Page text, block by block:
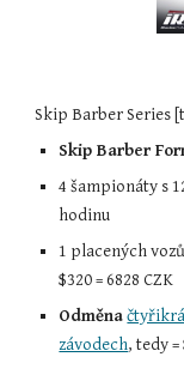
Skip Barber Series
Skip Barber
4 šampionáty s
hodinu
$320 = 6828 CZK
Odměna
závodech, tedy =